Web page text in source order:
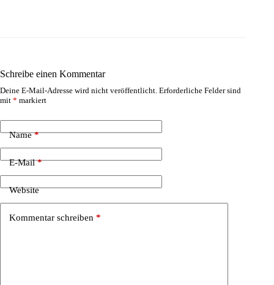
Schreibe einen Kommentar
Deine E-Mail-Adresse wird nicht veröffentlicht. Erforderliche Felder sind
mit * markiert
Name*
E-Mail*
Website
Kommentar schreiben *